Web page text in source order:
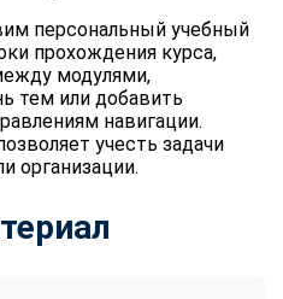
персональный учебный
прохождения курса,
модулями,
тем или добавить
навигации.
учесть задачи
организации.